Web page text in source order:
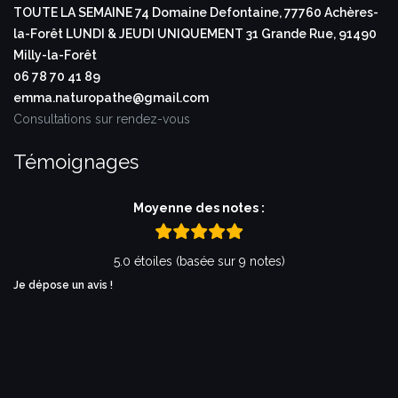
TOUTE LA SEMAINE74 Domaine Defontaine,77760 Achères-
la-Forêt LUNDI & JEUDI UNIQUEMENT 31 Grande Rue, 91490
Milly-la-Forêt
06 78 70 41 89
emma.naturopathe@gmail.com
Consultations sur rendez-vous
Témoignages
Moyenne des notes :
5.0 étoiles (basée sur 9 notes)
Je dépose un avis !